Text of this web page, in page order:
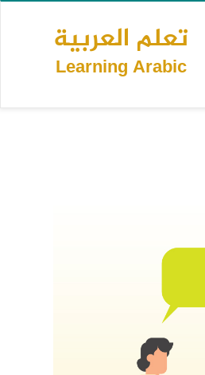
Skip
تعلم العربية
Learning Arabic